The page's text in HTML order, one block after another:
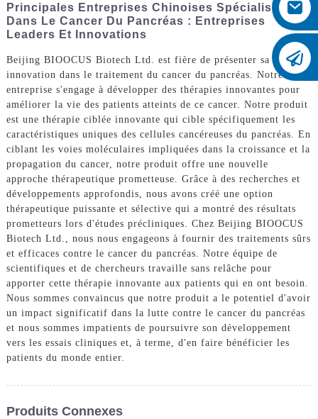
Principales Entreprises Chinoises Spécialisées
Dans Le Cancer Du Pancréas : Entreprises
Leaders Et Innovations
Beijing BIOOCUS Biotech Ltd. est fière de présenter sa dernière
innovation dans le traitement du cancer du pancréas. Notre
entreprise s'engage à développer des thérapies innovantes pour
améliorer la vie des patients atteints de ce cancer. Notre produit
est une thérapie ciblée innovante qui cible spécifiquement les
caractéristiques uniques des cellules cancéreuses du pancréas. En
ciblant les voies moléculaires impliquées dans la croissance et la
propagation du cancer, notre produit offre une nouvelle
approche thérapeutique prometteuse. Grâce à des recherches et
développements approfondis, nous avons créé une option
thérapeutique puissante et sélective qui a montré des résultats
prometteurs lors d'études précliniques. Chez Beijing BIOOCUS
Biotech Ltd., nous nous engageons à fournir des traitements sûrs
et efficaces contre le cancer du pancréas. Notre équipe de
scientifiques et de chercheurs travaille sans relâche pour
apporter cette thérapie innovante aux patients qui en ont besoin.
Nous sommes convaincus que notre produit a le potentiel d'avoir
un impact significatif dans la lutte contre le cancer du pancréas
et nous sommes impatients de poursuivre son développement
vers les essais cliniques et, à terme, d'en faire bénéficier les
patients du monde entier.
Produits Connexes